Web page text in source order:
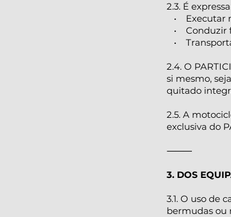
2.3. É
• Executar
• Conduzir
•
2.4. O
si mesmo,
quitado
2.5. A
exclusiva do
⸻
3. DOS
3.1. O uso de
bermudas ou